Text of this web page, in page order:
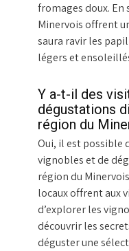
fromages doux. En
Minervois offrent
saura ravir les
légers et
Y a-t-il des
dégustations
région du
Oui, il est possible
vignobles et de
région du
locaux offrent aux
d’explorer les
découvrir les
déguster une